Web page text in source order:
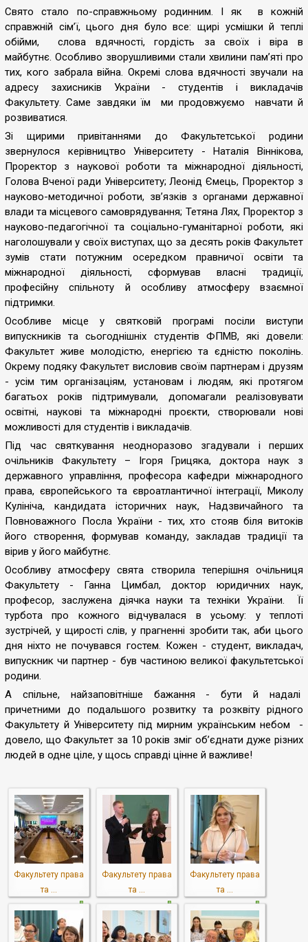
Свято стало по-справжньому родинним. І як в кожній
справжній сім’ї, цього дня було все: щирі усмішки й теплі
обійми, слова вдячності, гордість за своїх і віра в
майбутнє. Особливо зворушливими стали хвилини пам’яті про
тих, кого забрала війна. Окремі слова вдячності звучали на
адресу захисників України - студентів і викладачів
Факультету. Саме завдяки їм ми продовжуємо навчати й
розвиватися.
Зі щирими привітаннями до Факультетської родини
звернулося керівництво Університету - Наталія Віннікова,
Проректор з наукової роботи та міжнародної діяльності,
Голова Вченої ради Університету; Леонід Ємець, Проректор з
науково-методичної роботи, зв’язків з органами державної
влади та місцевого самоврядування; Тетяна Лях, Проректор з
науково-педагогічної та соціально-гуманітарної роботи, які
наголошували у своїх виступах, що за десять років Факультет
зумів стати потужним осередком правничої освіти та
міжнародної діяльності, сформував власні традиції,
професійну спільноту й особливу атмосферу взаємної
підтримки.
Особливе місце у святковій програмі посіли виступи
випускників та сьогоднішніх студентів ФПМВ, які довели:
Факультет живе молодістю, енергією та єдністю поколінь.
Окрему подяку Факультет висловив своїм партнерам і друзям
- усім тим організаціям, установам і людям, які протягом
багатьох років підтримували, допомагали реалізовувати
освітні, наукові та міжнародні проєкти, створювали нові
можливості для студентів і викладачів.
Під час святкування неодноразово згадували і перших
очільників Факультету – Ігоря Грицяка, доктора наук з
державного управління, професора кафедри міжнародного
права, європейського та євроатлантичної інтеграції, Миколу
Кулініча, кандидата історичних наук, Надзвичайного та
Повноважного Посла України - тих, хто стояв біля витоків
його створення, формував команду, закладав традиції та
вірив у його майбутнє.
Особливу атмосферу свята створила теперішня очільниця
Факультету - Ганна Цимбал, доктор юридичних наук,
професор, заслужена діячка науки та техніки України. Її
турбота про кожного відчувалася в усьому: у теплоті
зустрічей, у щирості слів, у прагненні зробити так, аби цього
дня ніхто не почувався гостем. Кожен - студент, викладач,
випускник чи партнер - був частиною великої факультетської
родини.
А спільне, найзаповітніше бажання - бути й надалі
причетними до подальшого розвитку та розквіту рідного
Факультету й Університету під мирним українським небом -
довело, що Факультет за 10 років зміг об’єднати дуже різних
людей в одне ціле, у щось справді цінне й важливе!
Факультету права
та ...
Факультету права
та ...
Факультету права
та ...